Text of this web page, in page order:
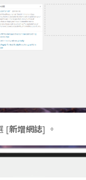
[新增網誌] 。